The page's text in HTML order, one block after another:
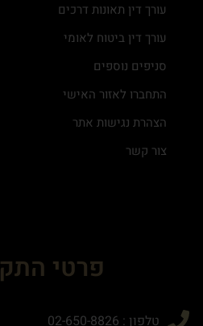
עורך דין תאונות דרכים
עורך דין ביטוח לאומי
סניפים נוספים
התחברו לאזור האישי
הצהרת נגישות אתר
צור קשר
פרטי
טלפון : 02-650-8826